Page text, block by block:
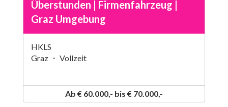
Überstunden | Firmenfahrzeug |
Graz Umgebung
HKLS
Graz ・ Vollzeit
Ab € 60.000,- bis € 70.000,-